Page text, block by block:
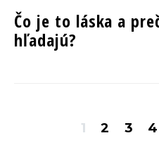
Čo je to láska a
hľadajú?
1 2 3 4